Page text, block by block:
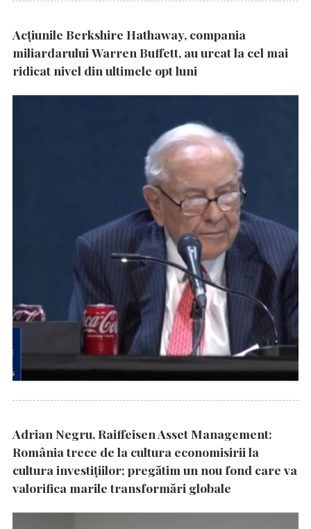
Acțiunile Berkshire Hathaway, compania
miliardarului Warren Buffett, au urcat la cel mai
ridicat nivel din ultimele opt luni
Adrian Negru, Raiffeisen Asset Management:
România trece de la cultura economisirii la
cultura investițiilor; pregătim un nou fond care va
valorifica marile transformări globale